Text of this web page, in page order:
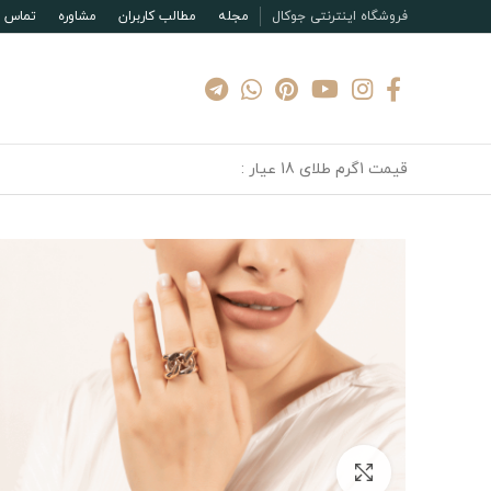
فروشگاه اینترنتی جوکال مجله مطالب کاربران مشاوره تماس
قیمت 1گرم طلای 18 عیار :
بزرگنمایی تصویر